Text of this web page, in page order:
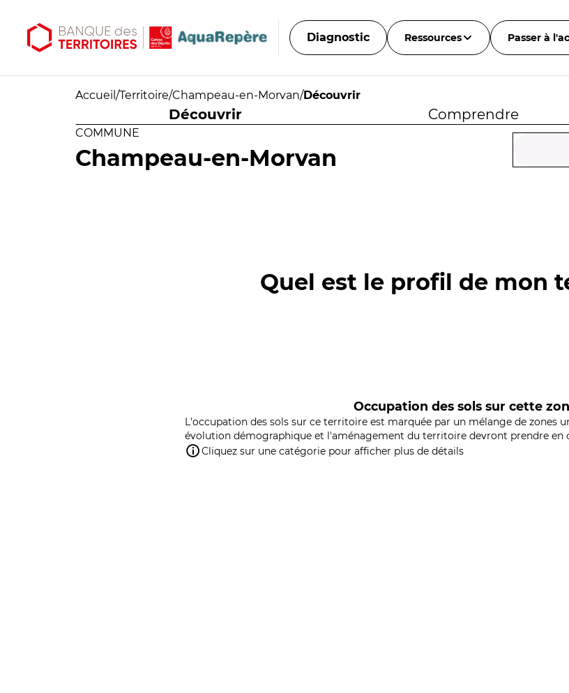
Diagnostic Ressources Passer à
Accueil /Territoire/Champeau-en-Morvan/Découvrir
Découvrir Comprendre
COMMUNE
Champeau-en-Morvan
Quel est le profil de mon
Occupation des sols sur cette
L'occupation des sols sur ce territoire est marquée par un mélange de zones
évolution démographique et l'aménagement du territoire devront prendre en
Cliquez sur une catégorie pour afficher plus de détails